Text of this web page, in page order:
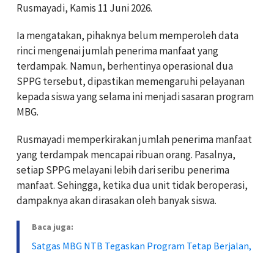
Rusmayadi, Kamis 11 Juni 2026.
Ia mengatakan, pihaknya belum memperoleh data
rinci mengenai jumlah penerima manfaat yang
terdampak. Namun, berhentinya operasional dua
SPPG tersebut, dipastikan memengaruhi pelayanan
kepada siswa yang selama ini menjadi sasaran program
MBG.
Rusmayadi memperkirakan jumlah penerima manfaat
yang terdampak mencapai ribuan orang. Pasalnya,
setiap SPPG melayani lebih dari seribu penerima
manfaat. Sehingga, ketika dua unit tidak beroperasi,
dampaknya akan dirasakan oleh banyak siswa.
Baca juga:
Satgas MBG NTB Tegaskan Program Tetap Berjalan,